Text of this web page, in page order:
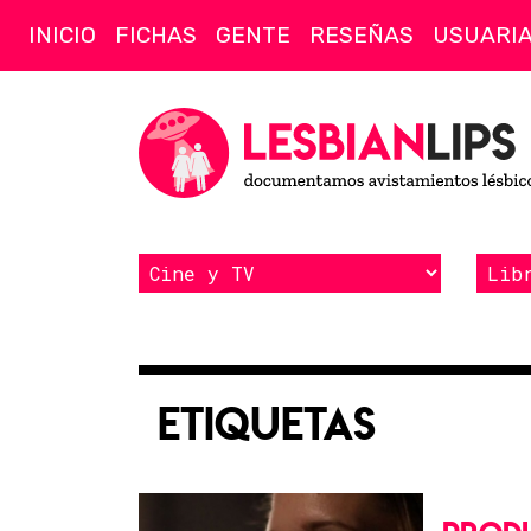
INICIO FICHAS GENTE RESEÑAS
Etiquetas